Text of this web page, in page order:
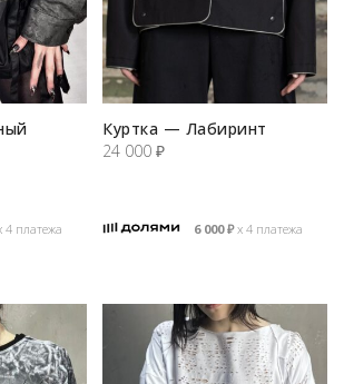
4 платежа
Куртка — Лабиринт
24 000 ₽
6 000₽х 4 платежа